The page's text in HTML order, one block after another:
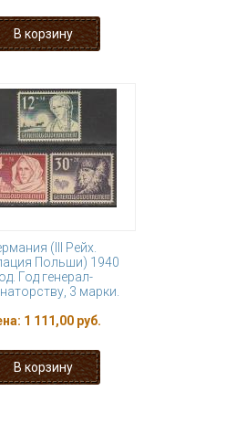
(III Рейх.
Польши) 1940
Год генерал-
3 марки.
1 111,00 руб.